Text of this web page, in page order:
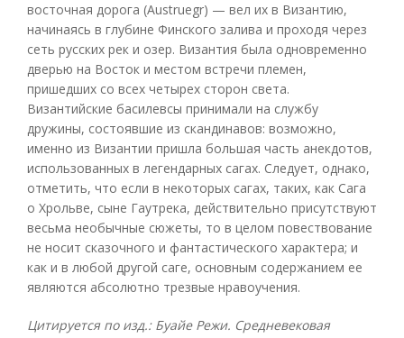
восточная дорога (Austruegr) — вел их в Византию,
начинаясь в глубине Финского залива и проходя через
сеть русских рек и озер. Византия была одновременно
дверью на Восток и местом встречи племен,
пришедших со всех четырех сторон света.
Византийские басилевсы принимали на службу
дружины, состоявшие из скандинавов: возможно,
именно из Византии пришла большая часть анекдотов,
использованных в легендарных сагах. Следует, однако,
отметить, что если в некоторых сагах, таких, как Сага
о Хрольве, сыне Гаутрека, действительно присутствуют
весьма необычные сюжеты, то в целом повествование
не носит сказочного и фантастического характера; и
как и в любой другой саге, основным содержанием ее
являются абсолютно трезвые нравоучения.
Цитируется по изд.: Буайе Режи. Средневековая